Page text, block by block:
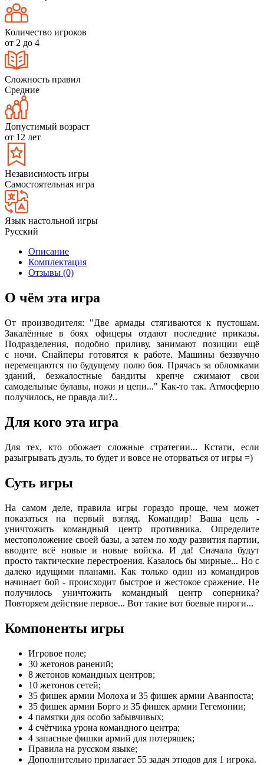
Количество игроков
от 2 до 4
Сложность правил
Средние
Допустимый возраст
от 12 лет
Независимость игры
Самостоятельная игра
Язык настольной игры
Русский
Описание
Комплектация
Отзывы (0)
О чём эта игра
От производителя: "Две армады стягиваются к пустошам.
Закалённые в боях офицеры отдают последние приказы.
Подразделения, подобно приливу, занимают позиции ещё
с ночи. Снайперы готовятся к работе. Машины беззвучно
перемещаются по будущему полю боя. Прячась за обломками
зданий, безжалостные бандиты крепче сжимают свои
самодельные булавы, ножи и цепи..." Как-то так. Атмосферно
получилось, не правда ли?..
Для кого эта игра
Для тех, кто обожает сложные стратегии... Кстати, если
разыгрывать дуэль, то будет и вовсе не оторваться от игры =)
Суть игры
На самом деле, правила игры гораздо проще, чем может
показаться на первый взгляд. Командир! Ваша цель -
уничтожить командный центр противника. Определите
местоположение своей базы, а затем по ходу развития партии,
вводите всё новые и новые войска. И да! Сначала будут
просто тактические перестроения. Казалось бы мирные... Но с
далеко идущими планами. Как только один из командиров
начинает бой - происходит быстрое и жестокое сражение. Не
получилось уничтожить командный центр соперника?
Повторяем действие первое... Вот такие вот боевые пироги...
Компоненты игры
Игровое поле;
30 жетонов ранений;
8 жетонов командных центров;
10 жетонов сетей;
35 фишек армии Молоха и 35 фишек армии Аванпоста;
35 фишек армии Борго и 35 фишек армии Гегемонии;
4 памятки для особо забывчивых;
4 счётчика урона командного центра;
4 запасные фишки армий для потеряшек;
Правила на русском языке;
Дополнительно прилагает 55 задач этюдов для 1 игрока.